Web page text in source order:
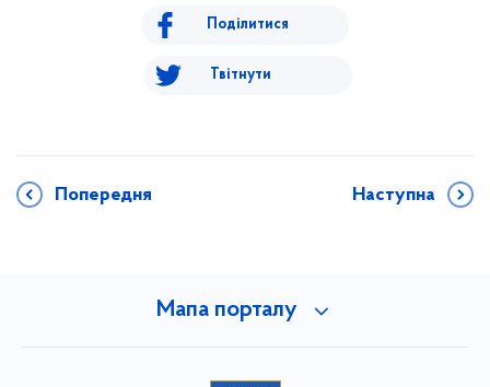
Поділитися
Твітнути
Попередня Наступна
Мапа порталу